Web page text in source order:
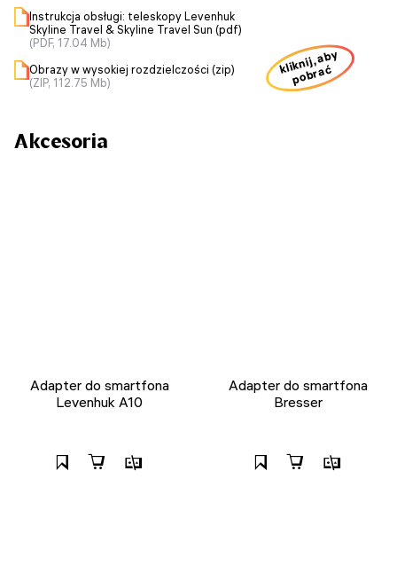
Instrukcja obsługi: teleskopy Levenhuk
Skyline Travel & Skyline Travel Sun (pdf)
(PDF, 17.04 Mb)
Obrazy w wysokiej rozdzielczości (zip)
(ZIP, 112.75 Mb)
kliknij, aby
pobrać
Akcesoria
Adapter do smartfona
Levenhuk A10
Adapter do smartfona
Bresser